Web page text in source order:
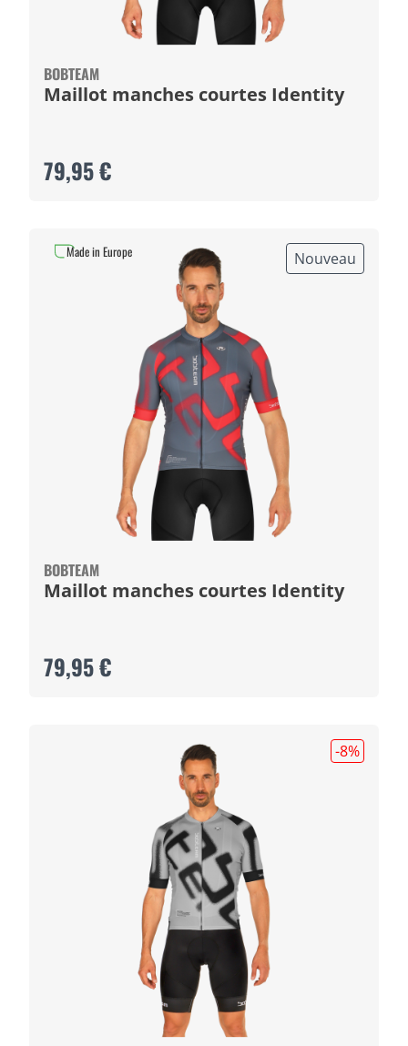
BOBTEAM
Maillot manches courtes Identity
79,95 €
Nouveau
BOBTEAM
Maillot manches courtes Identity
79,95 €
Made in Europe
-8%